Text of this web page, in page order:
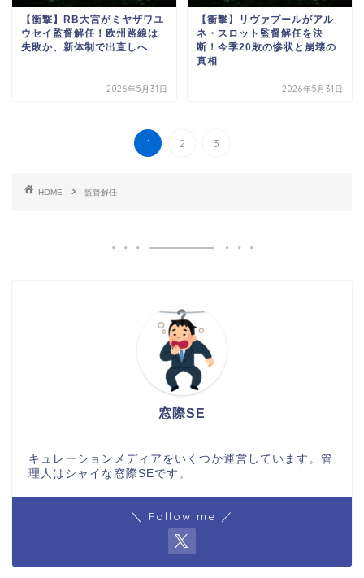
【衝撃】RB大宮がミヤザワユ
ウセイ監督解任！欧州路線は
失敗か、新体制で出直しへ
2026年5月31日
【衝撃】リヴァプールがアル
ネ・スロット監督解任を決
断！今季20敗の惨状と崩壊の
真相
2026年5月31日
1 2 3
HOME 監督解任
窓際SE
キュレーションメディアをいくつか運営しています。管
理人はシャイな窓際SEです。
＼ Follow me ／